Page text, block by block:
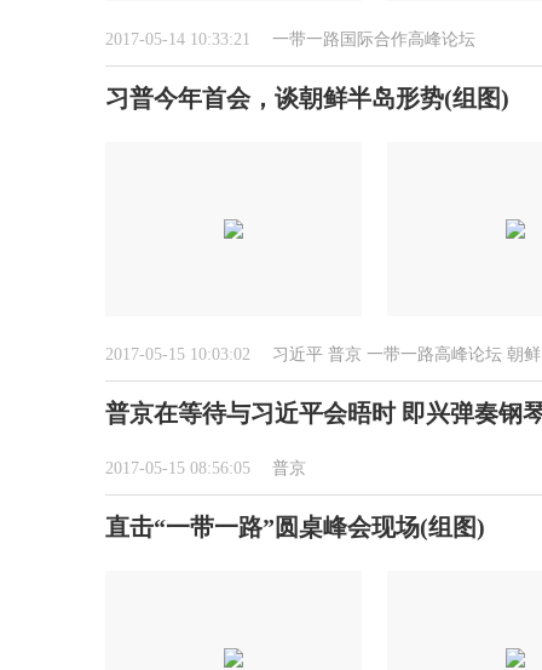
2017-05-14 10:33:21 一带一路国际合作高峰论坛
习普今年首会，谈朝鲜半岛形势(组图)
2017-05-15 10:03:02 习近平 普京 一带一路高峰论坛 朝鲜
普京在等待与习近平会晤时 即兴弹奏钢
2017-05-15 08:56:05 普京
直击“一带一路”圆桌峰会现场(组图)